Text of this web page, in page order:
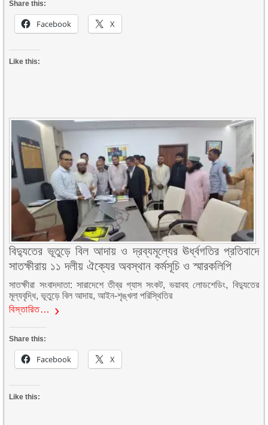
Share this:
Facebook X
Like this:
বিদ্যুতের ভূতুড়ে বিল আদায় ও দ্রব্যমূল্যের ঊর্ধ্বগতির প্রতিবাদে
সাতক্ষীরায় ১১ দলীয় ঐক্যের অবস্থান কর্মসূচি ও স্মারকলিপি
সাতক্ষীরা সংবাদদাতা: সারাদেশে তীব্র গ্যাস সংকট, ভয়াবহ লোডশেডিং, বিদ্যুতের
মূল্যবৃদ্ধি, ভূতুড়ে বিল আদায়, আইন-শৃঙ্খলা পরিস্থিতির
বিস্তারিত…
Share this:
Facebook X
Like this: